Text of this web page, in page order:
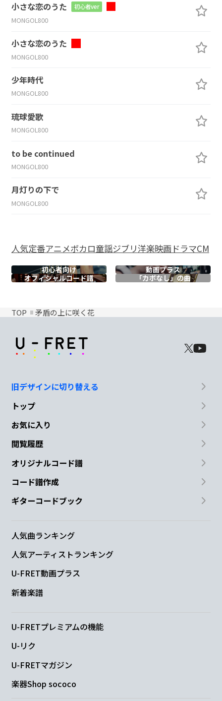
小さな恋のうた 初心者ver
MONGOL800
小さな恋のうた
MONGOL800
少年時代
MONGOL800
琉球愛歌
MONGOL800
to be continued
MONGOL800
月灯りの下で
MONGOL800
人気定番アニメボカロ童謡ジブリ洋楽映画ドラマCM
初心者向け
動画プラス
オフィシャルコード譜 「カポなし」の曲
TOP 矛盾の上に咲く花
旧デザインに切り替える
トップ
お気に入り
閲覧履歴
オリジナルコード譜
コード譜作成
ギターコードブック
人気曲ランキング
人気アーティストランキング
U-FRET動画プラス
新着楽譜
U-FRETプレミアムの機能
U-リク
U-FRETマガジン
楽器Shop sococo